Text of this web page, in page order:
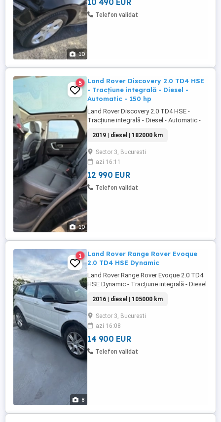
10
10 490 EUR
Telefon validat
10
5
Land Rover Discovery 2.0 TD4 HSE
- Tracțiune integrală - Diesel -
Automatic - 150 hp
Land Rover Discovery 2.0 TD4 HSE -
Tracțiune integrală - Diesel - Automatic -
este importat și oferă confort, siguranță și
tehnologie modernă. Vehiculul dispune de
dotări premium și este potrivit pentru
familii sau cei care caută spațiu și
versatilitate. Mașina ...
2019 | diesel | 182000 km
Sector 3, Bucuresti
azi 16:11
12 990 EUR
Telefon validat
8
1
Land Rover Range Rover Evoque
2.0 TD4 HSE Dynamic
Land Rover Range Rover Evoque 2.0 TD4
HSE Dynamic - Tracțiune integrală - Diesel
deductible RCA valabil Garantie 10.000km
ITP valabil 2028 Certificare kilometri -
Acceptam si recomandam orice fel de
verificare in service autorizat - Vehicul aflat
într-o ...
2016 | diesel | 105000 km
Sector 3, Bucuresti
azi 16:08
14 900 EUR
Telefon validat